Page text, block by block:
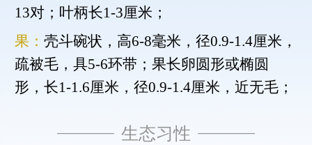
13对；叶柄长1-3厘米；
果： 壳斗碗状，高6-8毫米，径0.9-1.4厘米，
疏被毛，具5-6环带；果长卵圆形或椭圆
形，长1-1.6厘米，径0.9-1.4厘米，近无毛；
生态习性